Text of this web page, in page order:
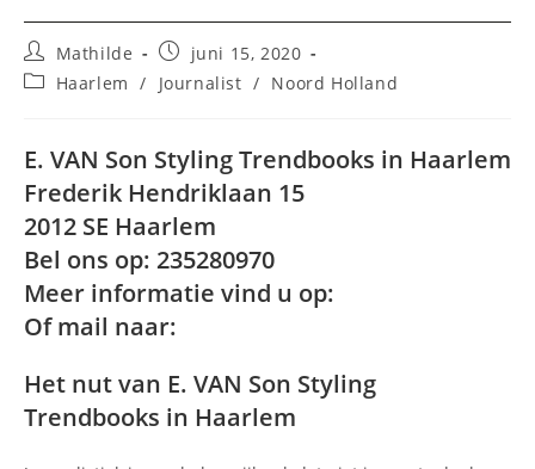
Bericht
auteur:
Mathilde
Bericht
gepubliceerd
op:
juni 15, 2020
Berichtcategorie:
Haarlem / Journalist / Noord Holland
E. VAN Son Styling Trendbooks in Haarlem
Frederik Hendriklaan 15
2012 SE Haarlem
Bel ons op: 235280970
Meer informatie vind u op:
Of mail naar:
Het nut van E. VAN Son Styling
Trendbooks in Haarlem